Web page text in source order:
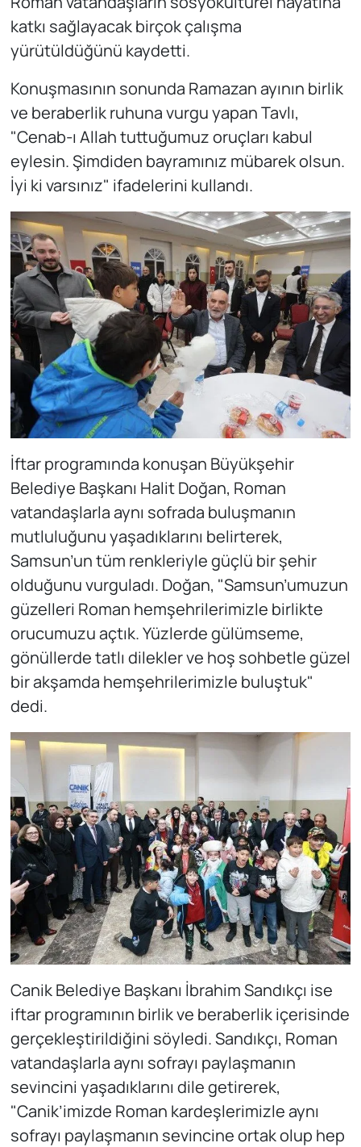
katkı sağlayacak birçok çalışma
yürütüldüğünü kaydetti.
Konuşmasının sonunda Ramazan ayının birlik
ve beraberlik ruhuna vurgu yapan Tavlı,
"Cenab-ı Allah tuttuğumuz oruçları kabul
eylesin. Şimdiden bayramınız mübarek olsun.
İyi ki varsınız" ifadelerini kullandı.
İftar programında konuşan Büyükşehir
Belediye Başkanı Halit Doğan, Roman
vatandaşlarla aynı sofrada buluşmanın
mutluluğunu yaşadıklarını belirterek,
Samsun’un tüm renkleriyle güçlü bir şehir
olduğunu vurguladı. Doğan, "Samsun’umuzun
güzelleri Roman hemşehrilerimizle birlikte
orucumuzu açtık. Yüzlerde gülümseme,
gönüllerde tatlı dilekler ve hoş sohbetle güzel
bir akşamda hemşehrilerimizle buluştuk"
dedi.
Canik Belediye Başkanı İbrahim Sandıkçı ise
iftar programının birlik ve beraberlik içerisinde
gerçekleştirildiğini söyledi. Sandıkçı, Roman
vatandaşlarla aynı sofrayı paylaşmanın
sevincini yaşadıklarını dile getirerek,
"Canik’imizde Roman kardeşlerimizle aynı
sofrayı paylaşmanın sevincine ortak olup hep